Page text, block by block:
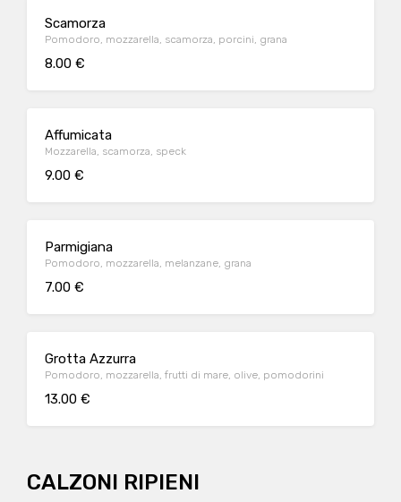
Scamorza
Pomodoro, mozzarella, scamorza, porcini, grana
8.00 €
Affumicata
Mozzarella, scamorza, speck
9.00 €
Parmigiana
Pomodoro, mozzarella, melanzane, grana
7.00 €
Grotta Azzurra
Pomodoro, mozzarella, frutti di mare, olive, pomodorini
13.00 €
CALZONI RIPIENI